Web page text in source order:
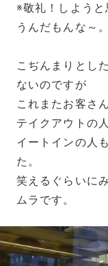
※敬礼！しよう
うんだもんな～
こぢんまりとし
ないのですが
これまたお客さ
テイクアウトの
イートインの人
た。
笑えるぐらいに
ムラです。